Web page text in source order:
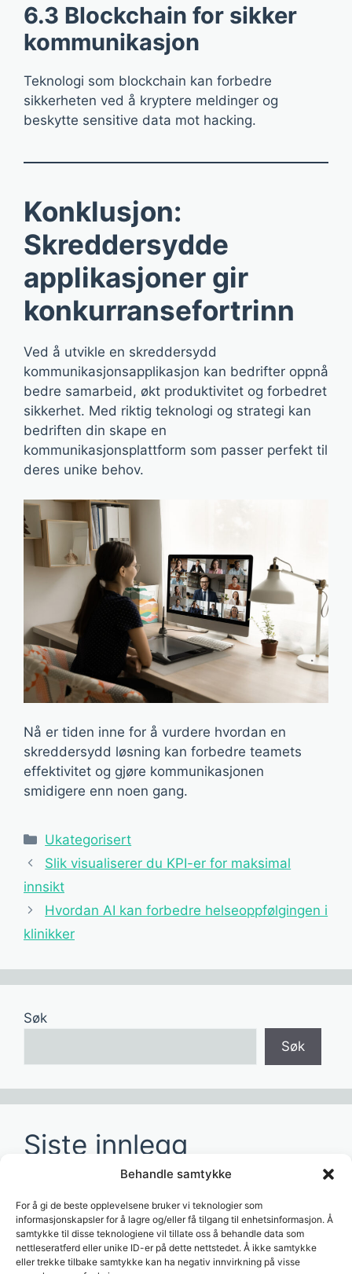
Behandle samtykke
For å gi de beste opplevelsene bruker vi teknologier som
informasjonskapsler for å lagre og/eller få tilgang til enhetsinformasjon. Å
samtykke til disse teknologiene vil tillate oss å behandle data som
nettleseratferd eller unike ID-er på dette nettstedet. Å ikke samtykke
eller trekke tilbake samtykke kan ha negativ innvirkning på visse
6.3 Blockchain for sikker
kommunikasjon
Teknologi som blockchain kan forbedre
sikkerheten ved å kryptere meldinger og
beskytte sensitive data mot hacking.
Konklusjon:
Skreddersydde
applikasjoner gir
konkurransefortrinn
Ved å utvikle en skreddersydd
kommunikasjonsapplikasjon kan bedrifter oppnå
bedre samarbeid, økt produktivitet og forbedret
sikkerhet. Med riktig teknologi og strategi kan
bedriften din skape en
kommunikasjonsplattform som passer perfekt til
deres unike behov.
Nå er tiden inne for å vurdere hvordan en
skreddersydd løsning kan forbedre teamets
effektivitet og gjøre kommunikasjonen
smidigere enn noen gang.
Kategorier
Ukategorisert
Slik visualiserer du KPI-er for maksimal
innsikt
Hvordan AI kan forbedre helseoppfølgingen i
klinikker
Søk
Søk
Siste innlegg
rapporter?
Hvordan lage dashboards for ledelsen?
Hvordan bruke AI til å analysere